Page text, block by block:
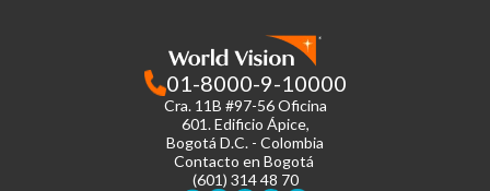
01-8000-9-10000
Cra. 11B #97-56 Oficina
601.Edificio Ápice,
Bogotá D.C. - Colombia
Contacto en Bogotá
(601) 314 48 70